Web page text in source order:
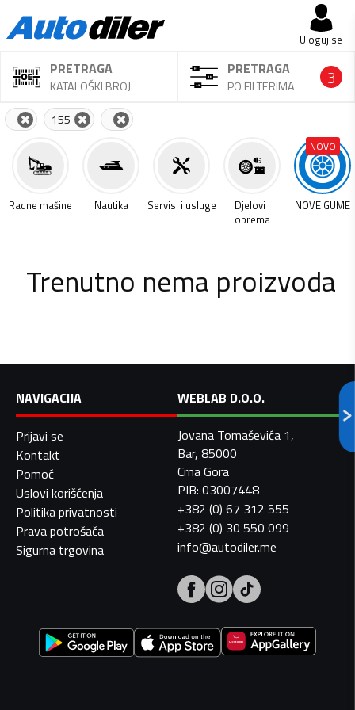
Uloguj se
PRETRAGA
KATALOŠKI BROJ
PRETRAGA
PO FILTERIMA 3
155
Radne mašine Nautika Servisi i usluge
Djelovi i
oprema
NOVO
NOVE GUME
Trenutno nema proizvoda
NAVIGACIJA
Prijavi se
Kontakt
Pomoć
Uslovi korišćenja
Politika privatnosti
Prava potrošača
Sigurna trgovina
WEBLAB D.O.O.
Jovana Tomaševića 1,
Bar, 85000
Crna Gora
PIB: 03007448
+382 (0) 67 312 555
+382 (0) 30 550 099
info@autodiler.me